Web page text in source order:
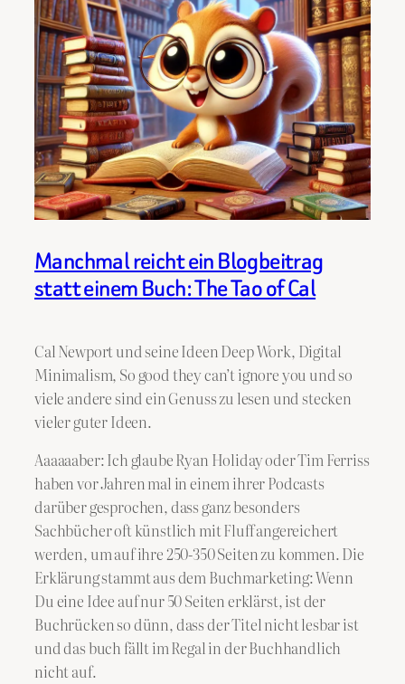
Manchmal reicht ein Blogbeitrag
statt einem Buch: The Tao of Cal
Cal Newport und seine Ideen Deep Work, Digital
Minimalism, So good they can’t ignore you und so
viele andere sind ein Genuss zu lesen und stecken
vieler guter Ideen.
Aaaaaaber: Ich glaube Ryan Holiday oder Tim Ferriss
haben vor Jahren mal in einem ihrer Podcasts
darüber gesprochen, dass ganz besonders
Sachbücher oft künstlich mit Fluff angereichert
werden, um auf ihre 250-350 Seiten zu kommen. Die
Erklärung stammt aus dem Buchmarketing: Wenn
Du eine Idee auf nur 50 Seiten erklärst, ist der
Buchrücken so dünn, dass der Titel nicht lesbar ist
und das buch fällt im Regal in der Buchhandlich
nicht auf.